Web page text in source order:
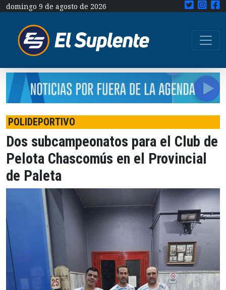
domingo 9 de agosto de 2026
POLIDEPORTIVO
Dos subcampeonatos para el Club de
Pelota Chascomús en el Provincial
de Paleta